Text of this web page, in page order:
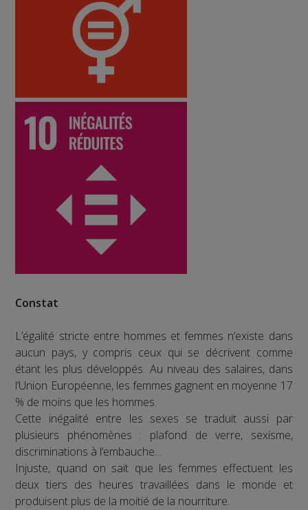
Constat
L’égalité stricte entre hommes et femmes n’existe dans
aucun pays, y compris ceux qui se décrivent comme
étant les plus développés. Au niveau des salaires, dans
l’Union Européenne, les femmes gagnent en moyenne 17
% de moins que les hommes.
Cette inégalité entre les sexes se traduit aussi par
plusieurs phénomènes : plafond de verre, sexisme,
discriminations à l’embauche…
Injuste, quand on sait que les femmes effectuent les
deux tiers des heures travaillées dans le monde et
produisent plus de la moitié de la nourriture.